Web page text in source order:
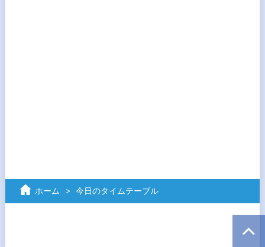
ホーム 今日のタイムテーブル